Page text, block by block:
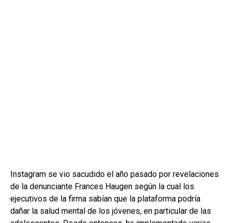
Instagram se vio sacudido el año pasado por revelaciones
de la denunciante Frances Haugen según la cual los
ejecutivos de la firma sabían que la plataforma podría
dañar la salud mental de los jóvenes, en particular de las